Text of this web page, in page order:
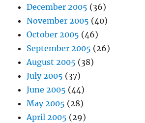
December 2005 (36)
November 2005 (40)
October 2005 (46)
September 2005 (26)
August 2005 (38)
July 2005 (37)
June 2005 (44)
May 2005 (28)
April 2005 (29)